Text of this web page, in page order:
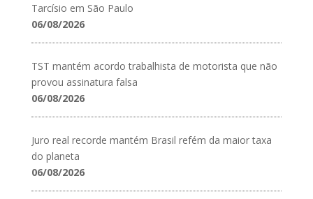
Tarcísio em São Paulo
06/08/2026
TST mantém acordo trabalhista de motorista que não
provou assinatura falsa
06/08/2026
Juro real recorde mantém Brasil refém da maior taxa
do planeta
06/08/2026